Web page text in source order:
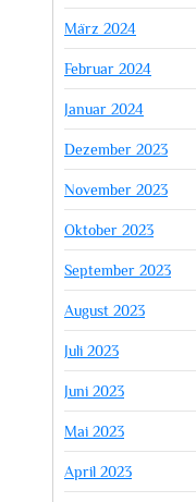
März 2024
Februar 2024
Januar 2024
Dezember 2023
November 2023
Oktober 2023
September 2023
August 2023
Juli 2023
Juni 2023
Mai 2023
April 2023